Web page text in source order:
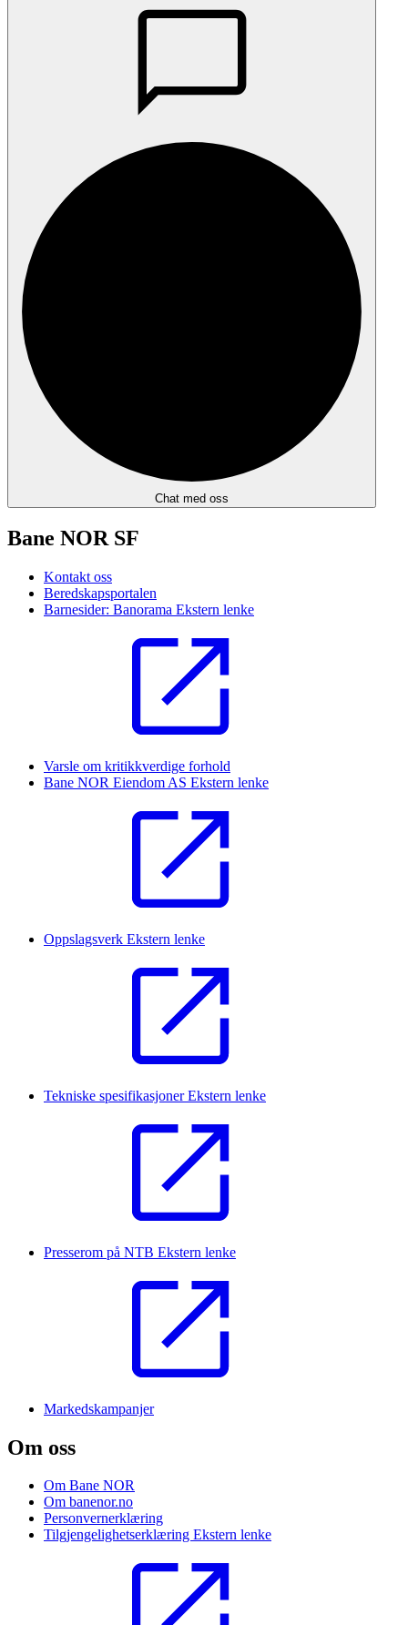
Chat med oss
Bane NOR SF
Kontakt oss
Beredskapsportalen
Barnesider: Banorama Ekstern lenke
Varsle om kritikkverdige forhold
Bane NOR Eiendom AS Ekstern lenke
Oppslagsverk Ekstern lenke
Tekniske spesifikasjonerEkstern lenke
Presserom på NTB Ekstern lenke
Markedskampanjer
Om oss
Om Bane NOR
Om banenor.no
Personvernerklæring
Tilgjengelighetserklæring Ekstern lenke